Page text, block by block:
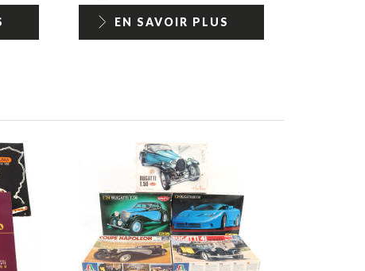
EN SAVOIR PLUS